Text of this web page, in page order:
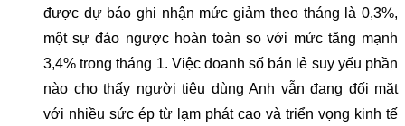
được dự báo ghi nhận mức giảm theo tháng là 0,3%,
một sự đảo ngược hoàn toàn so với mức tăng mạnh
3,4% trong tháng 1. Việc doanh số bán lẻ suy yếu phần
nào cho thấy người tiêu dùng Anh vẫn đang đối mặt
với nhiều sức ép từ lạm phát cao và triển vọng kinh tế